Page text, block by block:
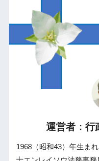
運営者：
1968（昭和43）年生ま